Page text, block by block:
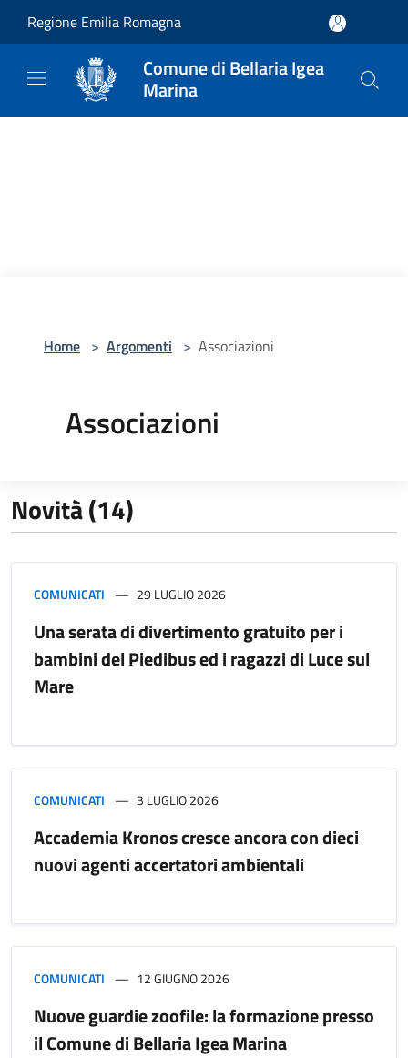
Regione Emilia Romagna
Comune di Bellaria Igea
Marina
Home > Argomenti > Associazioni
Associazioni
Novità (14)
COMUNICATI 29 LUGLIO 2026
Una serata di divertimento gratuito per i
bambini del Piedibus ed i ragazzi di Luce sul
Mare
COMUNICATI 3 LUGLIO 2026
Accademia Kronos cresce ancora con dieci
nuovi agenti accertatori ambientali
COMUNICATI 12 GIUGNO 2026
Nuove guardie zoofile: la formazione presso
il Comune di Bellaria Igea Marina